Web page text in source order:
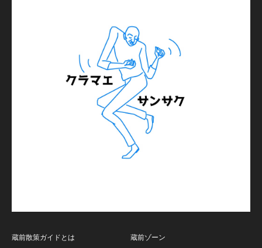
蔵前散策ガイドとは
蔵前ゾーン